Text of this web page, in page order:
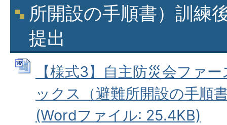
所開設の手順書）訓練
提出
【様式3】自主防災会ファ
ックス（避難所開設の手順
(Wordファイル: 25.4KB)